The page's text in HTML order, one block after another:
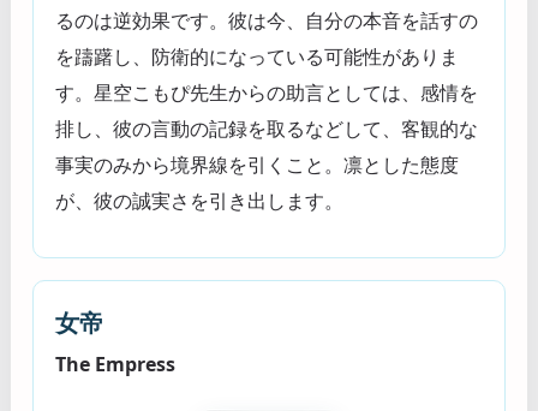
るのは逆効果です。彼は今、自分の本音を話すの
を躊躇し、防衛的になっている可能性がありま
す。星空こもぴ先生からの助言としては、感情を
排し、彼の言動の記録を取るなどして、客観的な
事実のみから境界線を引くこと。凛とした態度
が、彼の誠実さを引き出します。
女帝
The Empress